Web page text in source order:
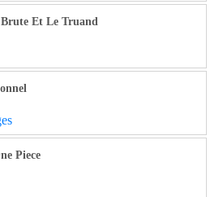
Et Le Truand
Piece